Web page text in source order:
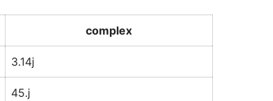
complex
3.14j
45.j